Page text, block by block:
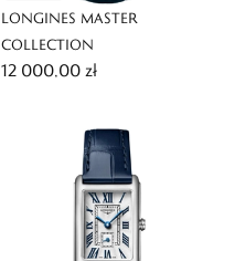
LONGINES MASTER
COLLECTION
12 000,00 zł